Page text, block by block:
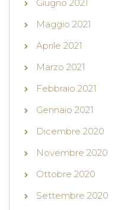
Giugno 2021
Maggio 2021
Aprile 2021
Marzo 2021
Febbraio 2021
Gennaio 2021
Dicembre 2020
Novembre 2020
Ottobre 2020
Settembre 2020